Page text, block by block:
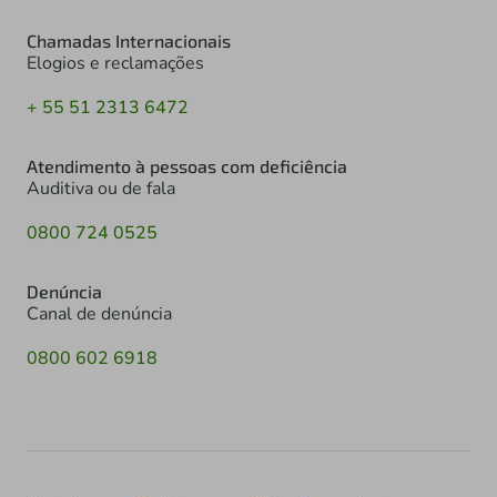
Chamadas Internacionais
Elogios e reclamações
+ 55 51 2313 6472
Atendimento à pessoas com deficiência
Auditiva ou de fala
0800 724 0525
Denúncia
Canal de denúncia
0800 602 6918